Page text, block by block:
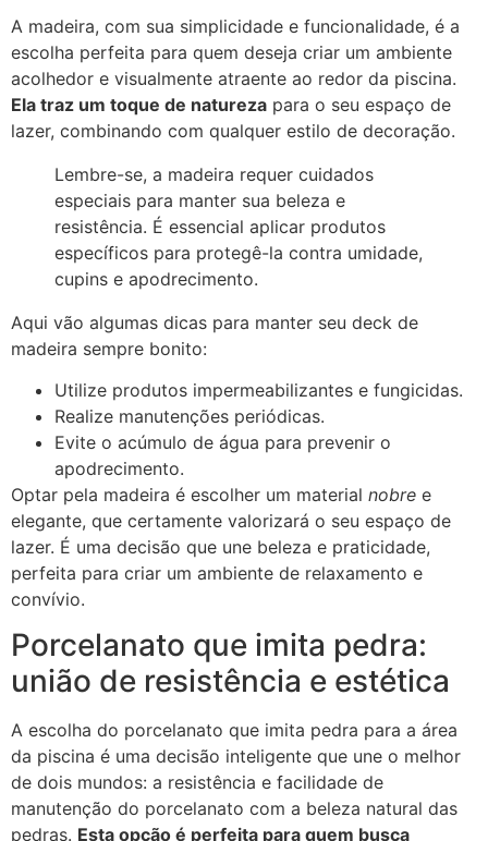
A madeira, com sua simplicidade e funcionalidade, é a
escolha perfeita para quem deseja criar um ambiente
acolhedor e visualmente atraente ao redor da piscina.
Ela traz um toque de natureza para o seu espaço de
lazer, combinando com qualquer estilo de decoração.
Lembre-se, a madeira requer cuidados
especiais para manter sua beleza e
resistência. É essencial aplicar produtos
específicos para protegê-la contra umidade,
cupins e apodrecimento.
Aqui vão algumas dicas para manter seu deck de
madeira sempre bonito:
Utilize produtos impermeabilizantes e fungicidas.
Realize manutenções periódicas.
Evite o acúmulo de água para prevenir o
apodrecimento.
Optar pela madeira é escolher um material nobre e
elegante, que certamente valorizará o seu espaço de
lazer. É uma decisão que une beleza e praticidade,
perfeita para criar um ambiente de relaxamento e
convívio.
Porcelanato que imita pedra:
união de resistência e estética
A escolha do porcelanato que imita pedra para a área
da piscina é uma decisão inteligente que une o melhor
de dois mundos: a resistência e facilidade de
manutenção do porcelanato com a beleza natural das
pedras. Esta opção é perfeita para quem busca